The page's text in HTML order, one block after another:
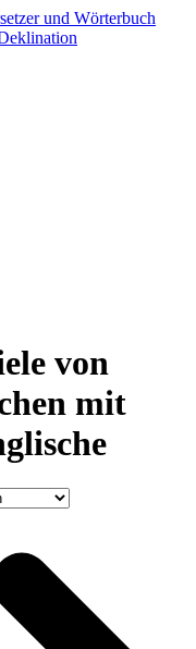
von
mit